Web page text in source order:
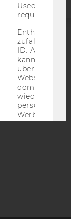
Used to
request rate.
Enthält eine
ID. Anhand
kann Google
über
Websites
Werbung